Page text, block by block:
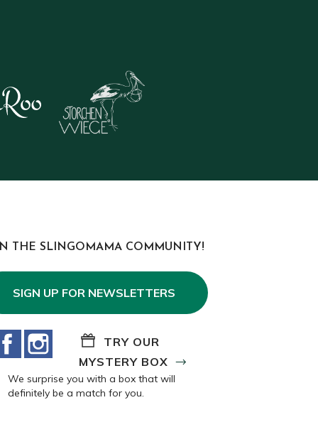
THE SLINGOMAMA COMMUNITY!
SIGN UP FOR NEWSLETTERS
FacebookInstagram
TRY OUR
MYSTERY BOX
We surprise you with a box that will
definitely be a match for you.